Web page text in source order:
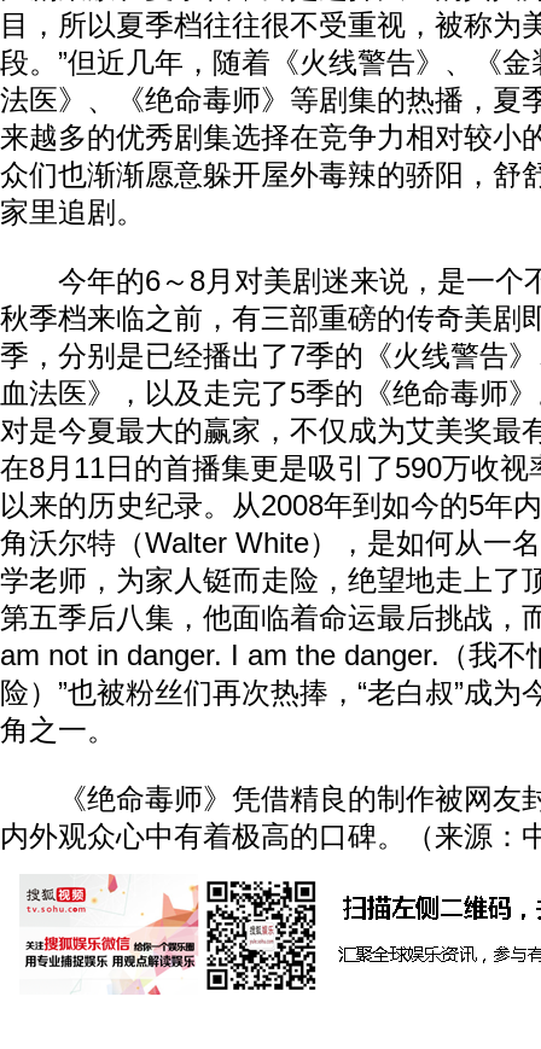
目，所以夏季档往往很不受重视，被称为
段。”但近几年，随着《火线警告》、《
法医》、《绝命毒师》等剧集的热播，夏
来越多的优秀剧集选择在竞争力相对较小
众们也渐渐愿意躲开屋外毒辣的骄阳，舒
家里追剧。
今年的6～8月对美剧迷来说，是一个
秋季档来临之前，有三部重磅的传奇美剧
季，分别是已经播出了7季的《火线警告
血法医》，以及走完了5季的《绝命毒师
对是今夏最大的赢家，不仅成为艾美奖最
在8月11日的首播集更是吸引了590万收视
以来的历史纪录。从2008年到如今的5年
角沃尔特（Walter White），是如何从一
学老师，为家人铤而走险，绝望地走上了
第五季后八集，他面临着命运最后挑战，
am not in danger. I am the danger.（我不
险）”也被粉丝们再次热捧，“老白叔”成为
角之一。
《绝命毒师》凭借精良的制作被网友
内外观众心中有着极高的口碑。（来源：